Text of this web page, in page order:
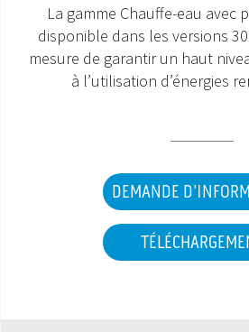
CONTACTS
MONDE OS
La gamme Chauffe-eau avec
disponible dans les versions
mesure de garantir un haut
à l’utilisation d’énergies
DEMANDE